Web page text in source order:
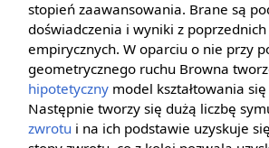
stopień zaawansowania. Brane są
doświadczenia i wyniki z
empirycznych. W oparciu o nie przy
geometrycznego ruchu Browna
hipotetyczny model kształtowania
Następnie tworzy się dużą liczbę
zwrotu i na ich podstawie uzyskuje się